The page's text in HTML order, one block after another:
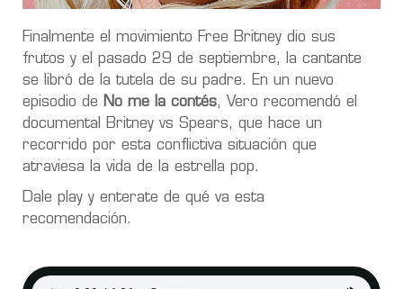
Finalmente el movimiento Free Britney dio sus
frutos y el pasado 29 de septiembre, la cantante
se libró de la tutela de su padre. En un nuevo
episodio de
No me la contés, Vero recomendó el
documental Britney vs Spears, que hace un
recorrido por esta conflictiva situación que
atraviesa la vida de la estrella pop.
Dale play y enterate de qué va esta
recomendación.